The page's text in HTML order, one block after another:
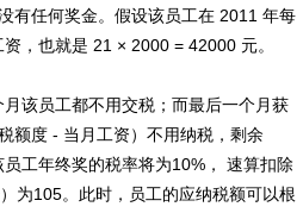
任何奖金。假设该员工在 2011 年每
，也就是 21 × 2000 = 42000 元。
该员工都不用交税；而最后一个月获
额度 - 当月工资）不用纳税，剩余
工年终奖的税率将为10%， 速算扣除
为105。此时，员工的应纳税额可以根